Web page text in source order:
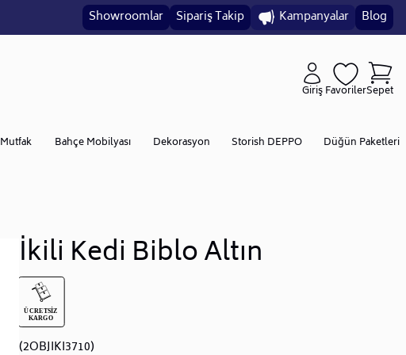
Showroomlar Sipariş Takip Kampanyalar Blog
GirişFavorilerSepet
Mutfak Bahçe Mobilyası Dekorasyon Storish DEPPO Düğün Paketleri
İkili Kedi Biblo Altın
(2OBJIKI3710)